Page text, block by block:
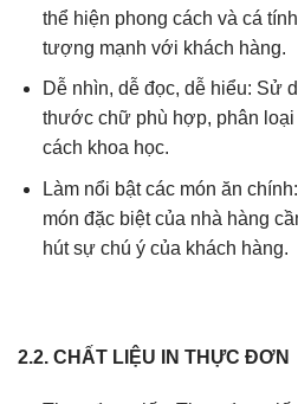
thể hiện phong cách và cá
tượng mạnh với khách hàng.
Dễ nhìn, dễ đọc, dễ hiểu: Sử
thước chữ phù hợp, phân loại
cách khoa học.
Làm nổi bật các món ăn
món đặc biệt của nhà hàng
hút sự chú ý của khách hàng.
2.2. CHẤT LIỆU IN THỰC ĐƠN